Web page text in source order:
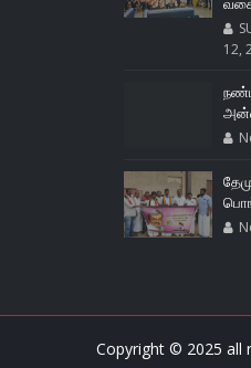
12,
Copyright © 2025 all